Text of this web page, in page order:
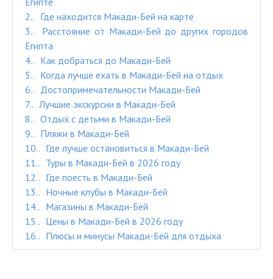
2.
Где находится Макади-Бей на карте
3.
Расстояние от Макади-Бей до других городов
Египта
4.
Как добраться до Макади-Бей
5.
Когда лучше ехать в Макади-Бей на отдых
6.
Достопримечательности Макади-Бей
7.
Лучшие экскурсии в Макади-Бей
8.
Отдых с детьми в Макади-Бей
9.
Пляжи в Макади-Бей
10.
Где лучше остановиться в Макади-Бей
11.
Туры в Макади-Бей в 2026 году
12.
Где поесть в Макади-Бей
13.
Ночные клубы в Макади-Бей
14.
Магазины в Макади-Бей
15.
Цены в Макади-Бей в 2026 году
16.
Плюсы и минусы Макади-Бей для отдыха